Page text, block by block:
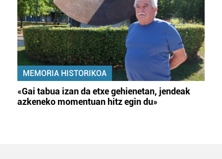
MEMORIA HISTORIKOA
«Gai tabua izan da etxe gehienetan, jendeak
azkeneko momentuan hitz egin du»